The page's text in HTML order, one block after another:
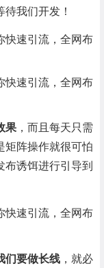
我们开发！
果 ，而且每天只需
矩阵操作就很可怕
布诱饵进行引导到
们要做长线 ，就必